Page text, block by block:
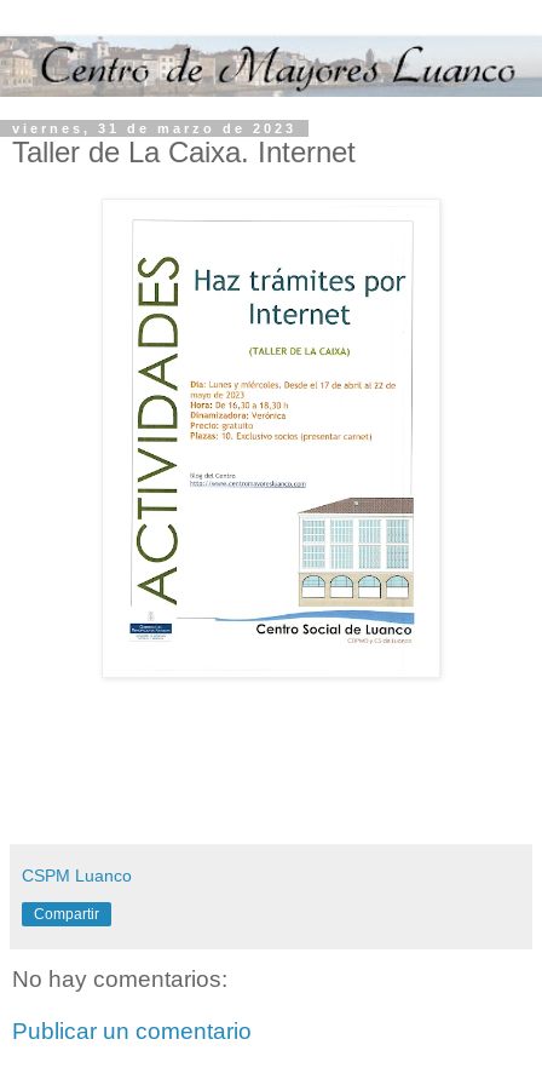
viernes, 31 de marzo de 2023
Taller de La Caixa. Internet
CSPM Luanco
Compartir
No hay comentarios:
Publicar un comentario